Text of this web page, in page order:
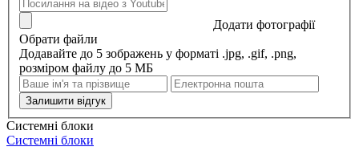
Додати фотографії
Обрати файли
Додавайте до 5 зображень у форматі .jpg, .gif, .png,
розміром файлу до 5 МБ
Залишити відгук
Системні блоки
Системні блоки